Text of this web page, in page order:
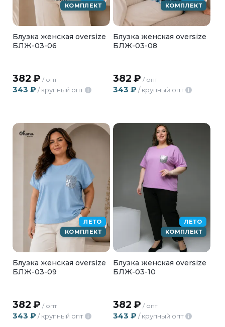
КОМПЛЕКТ
Блузка женская oversize
БЛЖ-03-06
382 ₽ / опт
343 ₽ / крупный опт i
КОМПЛЕКТ
Блузка женская oversize
БЛЖ-03-08
382 ₽ / опт
343 ₽ / крупный опт i
ЛЕТО
КОМПЛЕКТ
Блузка женская oversize
БЛЖ-03-09
382 ₽ / опт
343 ₽ / крупный опт i
ЛЕТО
КОМПЛЕКТ
Блузка женская oversize
БЛЖ-03-10
382 ₽ / опт
343 ₽ / крупный опт i